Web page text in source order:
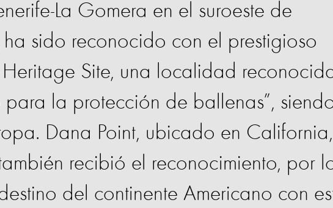
La Gomera en el suroeste de
ha sido reconocido con el prestigioso
Site, una localidad
la protección de ballenas”,
Dana Point, ubicado en California,
recibió el reconocimiento, por
del continente Americano con